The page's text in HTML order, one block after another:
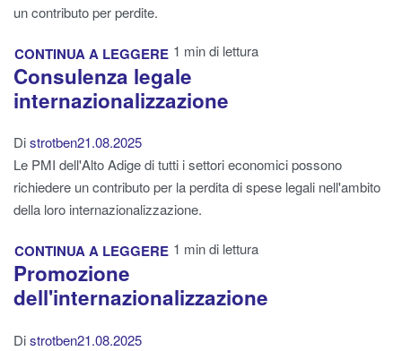
un contributo per perdite.
CONTINUA A LEGGERE 1 min di lettura
Consulenza legale
internazionalizzazione
Distrotben21.08.2025
Le PMI dell'Alto Adige di tutti i settori economici possono
richiedere un contributo per la perdita di spese legali nell'ambito
della loro internazionalizzazione.
CONTINUA A LEGGERE 1 min di lettura
Promozione
dell'internazionalizzazione
Distrotben21.08.2025